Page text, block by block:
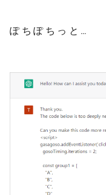
ぽちぽちっと…